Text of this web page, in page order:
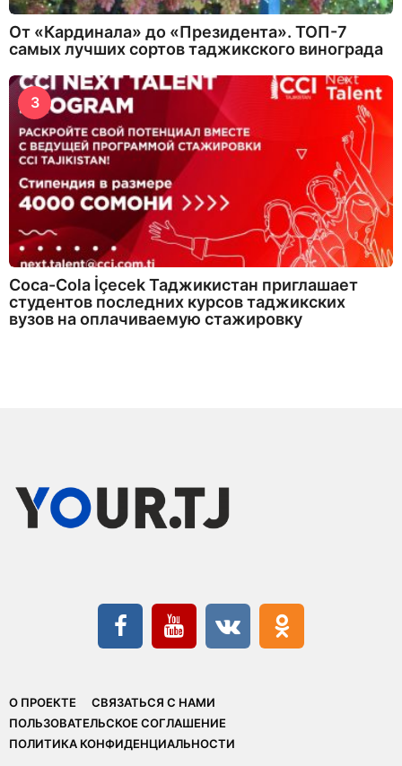
От «Кардинала» до «Президента». ТОП-7
самых лучших сортов таджикского винограда
3
Coca-Cola İçecek Таджикистан приглашает
студентов последних курсов таджикских
вузов на оплачиваемую стажировку
О ПРОЕКТЕ
СВЯЗАТЬСЯ С НАМИ
ПОЛЬЗОВАТЕЛЬСКОЕ СОГЛАШЕНИЕ
ПОЛИТИКА КОНФИДЕНЦИАЛЬНОСТИ